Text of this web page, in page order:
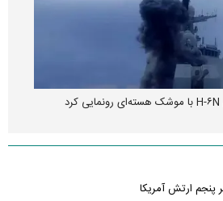
پنجم ارتش آمریکا